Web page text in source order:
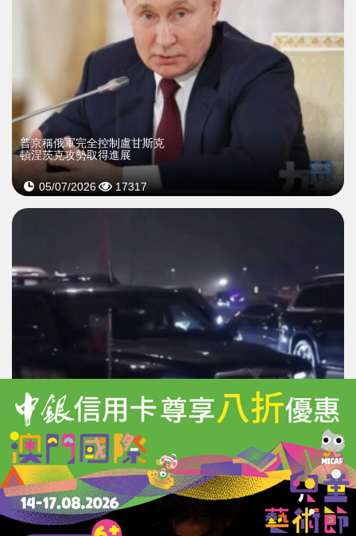
普京稱俄軍完全控制盧甘斯克
頓涅茨克攻勢取得進展
05/07/2026 17317
普京訪華乘「俄版勞斯萊斯」專車
中國888車牌引關注
20/05/2026 30256